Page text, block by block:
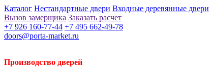
Каталог Нестандартные двери Входные деревянные двери
Вызов замерщика Заказать расчет
+7 926 160-77-44 +7 495 662-49-78
doors@porta-market.ru
Производство дверей